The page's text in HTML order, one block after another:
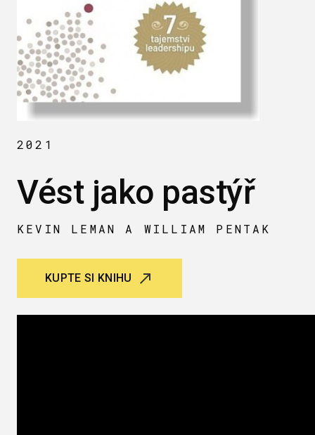
2021
Vést jako pastýř
KEVIN LEMAN A WILLIAM PENTAK
KUPTE SI KNIHU